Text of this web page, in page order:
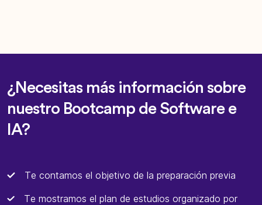
¿Necesitas más información sobre
nuestro Bootcamp de Software e
IA?
Te contamos el objetivo de la preparación previa
Te mostramos el plan de estudios organizado por